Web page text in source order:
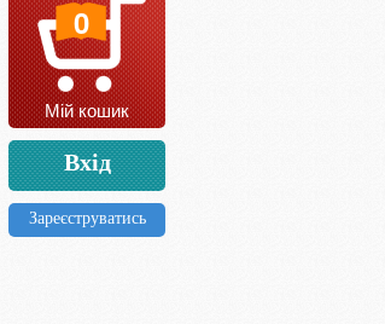
0
Мій кошик
Вхід
Зареєструватись